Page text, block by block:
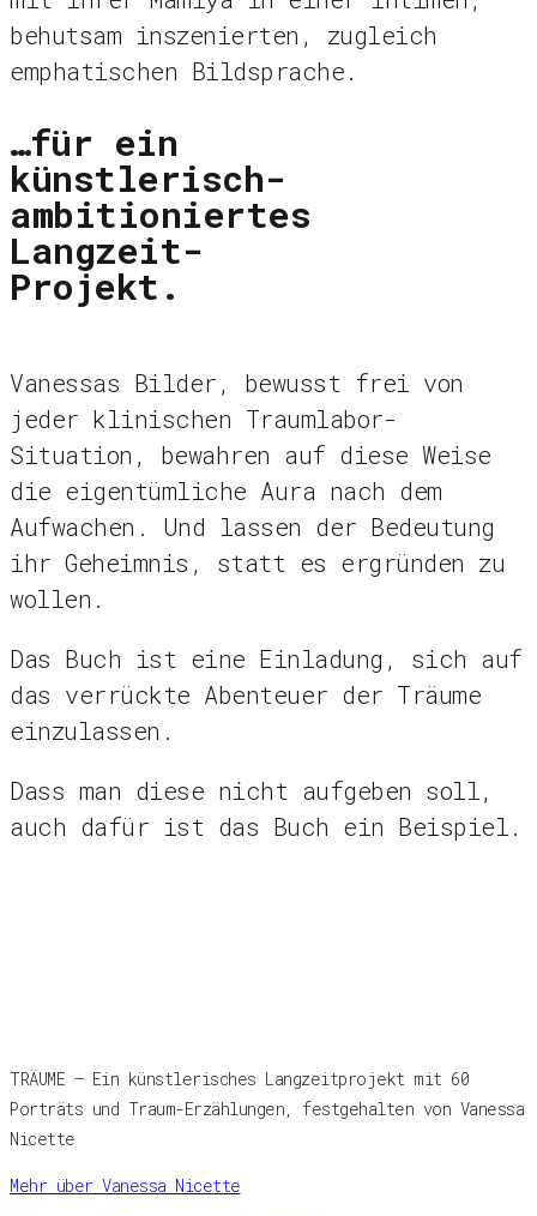
behutsam inszenierten, zugleich
emphatischen Bildsprache.
…für ein
künstlerisch-
ambitioniertes
Langzeit-
Projekt.
Vanessas Bilder, bewusst frei von
jeder klinischen Traumlabor-
Situation, bewahren auf diese Weise
die eigentümliche Aura nach dem
Aufwachen. Und lassen der Bedeutung
ihr Geheimnis, statt es ergründen zu
wollen.
Das Buch ist eine Einladung, sich auf
das verrückte Abenteuer der Träume
einzulassen.
Dass man diese nicht aufgeben soll,
auch dafür ist das Buch ein Beispiel.
TRÄUME – Ein künstlerisches Langzeitprojekt mit 60
Porträts und Traum-Erzählungen, festgehalten von Vanessa
Nicette
Mehr über Vanessa Nicette